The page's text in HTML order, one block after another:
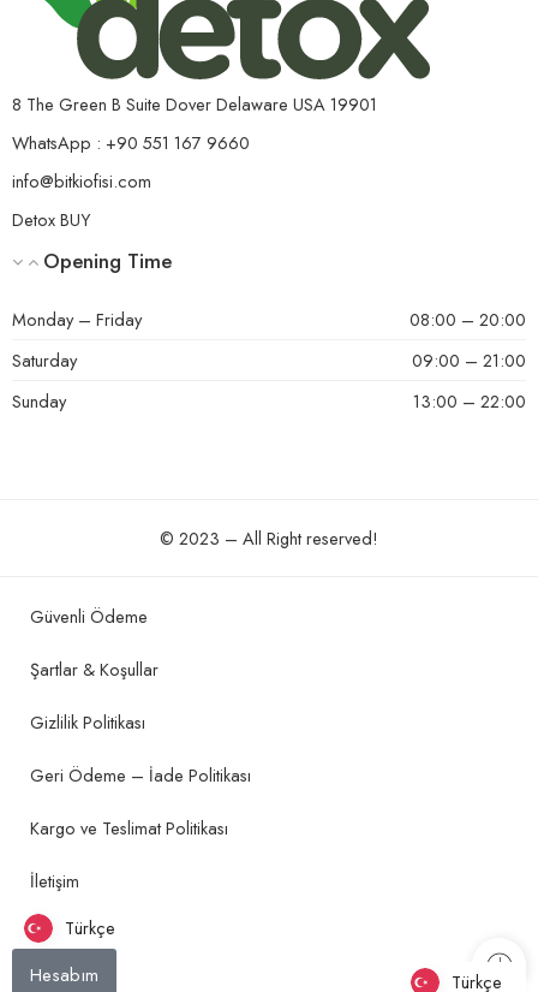
8 The Green B Suite Dover Delaware USA 19901
WhatsApp : +90 551 167 9660
info@bitkiofisi.com
Detox BUY
Opening Time
Monday – Friday
08:00 – 20:00
Saturday
09:00 – 21:00
Sunday
13:00 – 22:00
© 2023 – All Right reserved!
Güvenli Ödeme
Şartlar & Koşullar
Gizlilik Politikası
Geri Ödeme – İade Politikası
Kargo ve Teslimat Politikası
İletişim
Türkçe
Hesabım Türkçe
Türkçe